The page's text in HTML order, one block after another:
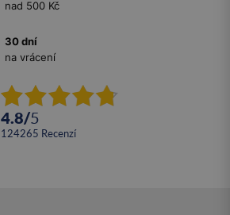
nad 500 Kč
30 dní
na vrácení
4.8/5
124265 recenzí